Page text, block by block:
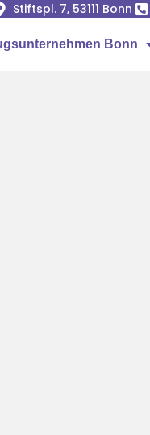
Stiftspl. 7, 53111 Bonn
Bonn